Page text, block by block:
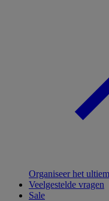
Organiseer het
Veelgestelde vragen
Sale